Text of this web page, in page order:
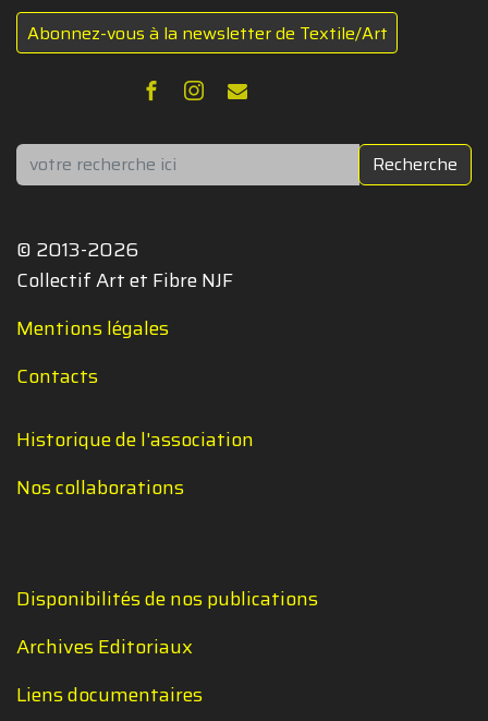
Abonnez-vous à la newsletter de Textile/Art
Rechercher Recherche
© 2013-2026
Collectif Art et Fibre NJF
Mentions légales
Contacts
Historique de l'association
Nos collaborations
Disponibilités de nos publications
Archives Editoriaux
Liens documentaires